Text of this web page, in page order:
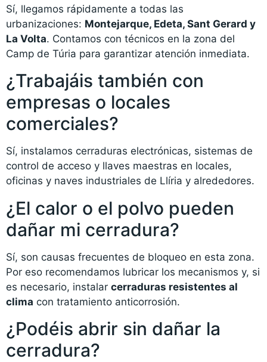
Sí, llegamos rápidamente a todas las
urbanizaciones: Montejarque, Edeta, Sant Gerard y
La Volta. Contamos con técnicos en la zona del
Camp de Túria para garantizar atención inmediata.
¿Trabajáis también con
empresas o locales
comerciales?
Sí, instalamos cerraduras electrónicas, sistemas de
control de acceso y llaves maestras en locales,
oficinas y naves industriales de Llíria y alrededores.
¿El calor o el polvo pueden
dañar mi cerradura?
Sí, son causas frecuentes de bloqueo en esta zona.
Por eso recomendamos lubricar los mecanismos y, si
es necesario, instalar cerraduras resistentes al
clima con tratamiento anticorrosión.
¿Podéis abrir sin dañar la
cerradura?